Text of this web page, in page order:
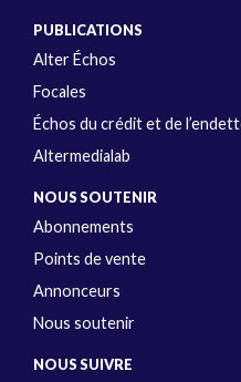
PUBLICATIONS
Alter Échos
Focales
Échos du crédit et de
Altermedialab
NOUS SOUTENIR
Abonnements
Points de vente
Annonceurs
Nous soutenir
NOUS SUIVRE